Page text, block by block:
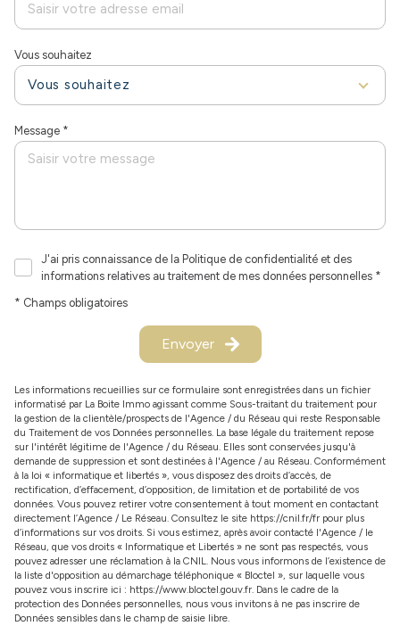
Vous souhaitez
Vous souhaitez
Message *
J'ai pris connaissance de la Politique de confidentialité et des
informations relatives au traitement de mes données personnelles *
* Champs obligatoires
Envoyer
Les informations recueillies sur ce formulaire sont enregistrées dans un fichier
informatisé par La Boite Immo agissant comme Sous-traitant du traitement pour
la gestion de la clientèle/prospects de l'Agence / du Réseau qui reste Responsable
du Traitement de vos Données personnelles. La base légale du traitement repose
sur l'intérêt légitime de l'Agence / du Réseau. Elles sont conservées jusqu'à
demande de suppression et sont destinées à l'Agence / au Réseau. Conformément
à la loi « informatique et libertés », vous disposez des droits d’accès, de
rectification, d’effacement, d’opposition, de limitation et de portabilité de vos
données. Vous pouvez retirer votre consentement à tout moment en contactant
directement l’Agence / Le Réseau. Consultez le site https://cnil.fr/fr pour plus
d’informations sur vos droits. Si vous estimez, après avoir contacté l'Agence / le
Réseau, que vos droits « Informatique et Libertés » ne sont pas respectés, vous
pouvez adresser une réclamation à la CNIL. Nous vous informons de l’existence de
la liste d'opposition au démarchage téléphonique « Bloctel », sur laquelle vous
pouvez vous inscrire ici : https://www.bloctel.gouv.fr. Dans le cadre de la
protection des Données personnelles, nous vous invitons à ne pas inscrire de
Données sensibles dans le champ de saisie libre.